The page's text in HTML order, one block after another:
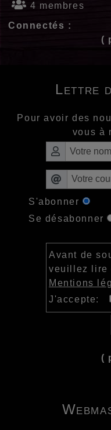
4 membres
Connectés :
(
Lettre
Pour avoir des
vous à
S'abonner
Se désabonner
Avant de
veuillez lire
Mentions
J'accepte:
(